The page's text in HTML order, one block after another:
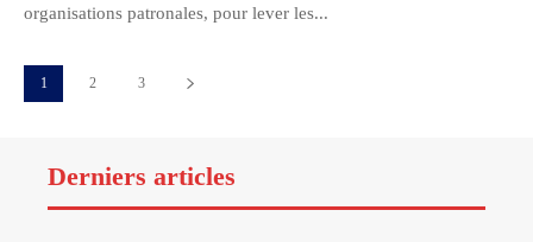
organisations patronales, pour lever les...
1 2 3
Derniers articles